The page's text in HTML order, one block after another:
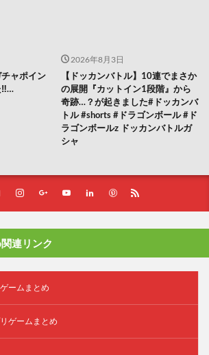
チャポイン
‼︎…
2026年8月3日
【ドッカンバトル】10連でまさか
の展開『カットイン1段階』から
奇跡…？が起きました#ドッカンバ
トル #shorts #ドラゴンボール #ド
ラゴンボールz ドッカンバトルガ
シャ
連リンク
ームまとめ
ゲームまとめ